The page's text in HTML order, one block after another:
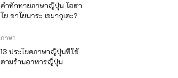
คำทักทายภาษาญี่ปุ่น โอฮา
โย ซาโยนาระ เซมากุเตะ?
ภาษา
13 ประโยคภาษาญี่ปุ่นที่ใช้
ตามร้านอาหารญี่ปุ่น